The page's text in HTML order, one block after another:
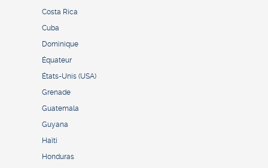
Costa Rica
Cuba
Dominique
Équateur
États-Unis (USA)
Grenade
Guatemala
Guyana
Haïti
Honduras